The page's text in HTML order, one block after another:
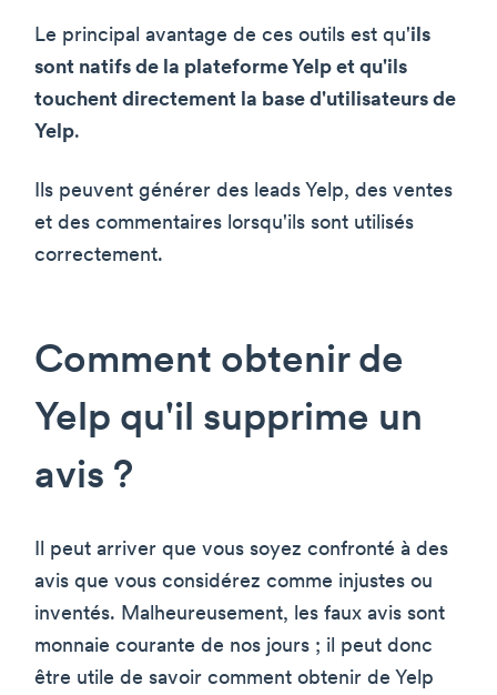
Le principal avantage de ces outils est qu'ils
sont natifs de la plateforme Yelp et qu'ils
touchent directement la base d'utilisateurs de
Yelp.
Ils peuvent générer des leads Yelp, des ventes
et des commentaires lorsqu'ils sont utilisés
correctement.
Comment obtenir de
Yelp qu'il supprime un
avis ?
Il peut arriver que vous soyez confronté à des
avis que vous considérez comme injustes ou
inventés. Malheureusement, les faux avis sont
monnaie courante de nos jours ; il peut donc
être utile de savoir comment obtenir de Yelp